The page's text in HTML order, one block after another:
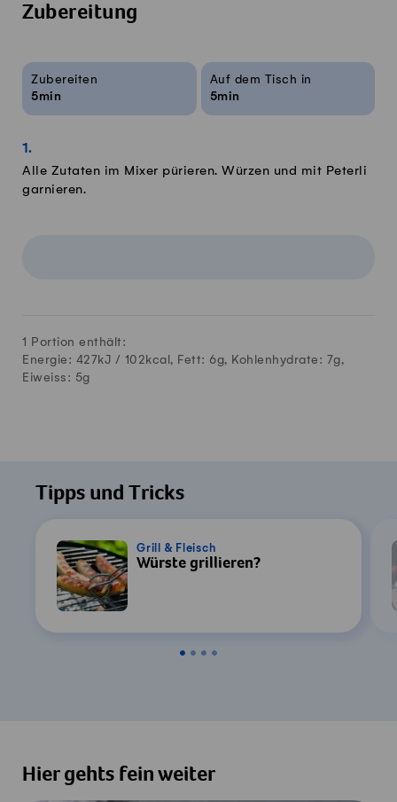
Zubereitung
Rezeptinfos
Zubereiten
5min
Auf dem Tisch in
5min
Alle Zutaten im Mixer pürieren. Würzen und mit Peterli
garnieren.
1 Portion enthält:
Energie: 427kJ / 102 kcal, Fett: 6g, Kohlenhydrate: 7g,
Eiweiss: 5g
Tipps und Tricks
Grill & Fleisch
Würste grillieren?
Hier gehts fein weiter